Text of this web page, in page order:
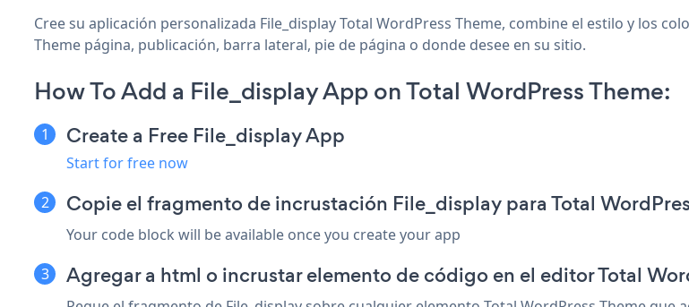
Cree su aplicación personalizada File_display Total WordPress Theme, combine el estilo y los
Theme página, publicación, barra lateral, pie de página o donde desee en su sitio.
How To Add a File_display App on Total WordPress Theme:
Create a Free File_display App
Start for free now
Copie el fragmento de incrustación File_display para Total
Your code block will be available once you create your app
Agregar a html o incrustar elemento de código en el editor Total